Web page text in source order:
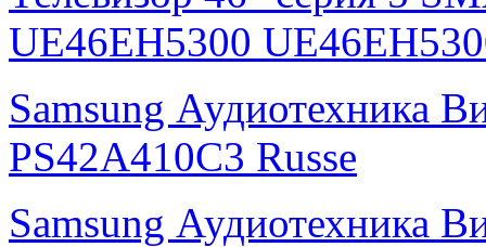
UE46EH5300
Samsung Аудиотехника
PS42A410C3 Russe
Samsung Аудиотехника